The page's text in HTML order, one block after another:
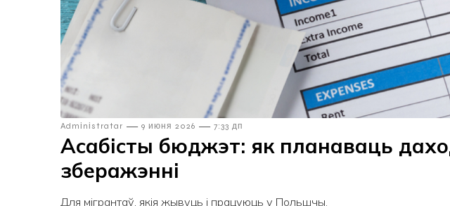
Admіnіstratar — 9 июня 2026 — 7:33 дп
Асабісты бюджэт: як планаваць
зберажэнні
Для мігрантаў, якія жывуць і працуюць у Польшчы.